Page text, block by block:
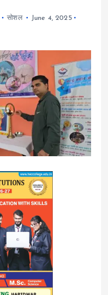
सोशल
June 4, 2025